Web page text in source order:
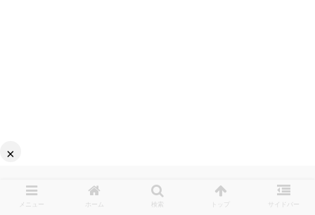
メニュー ホーム 検索 トップ サイドバー
×